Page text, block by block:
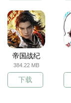
帝国战纪
384.22 MB
下载